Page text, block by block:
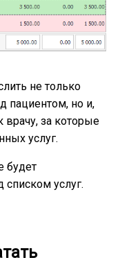
не только
пациентом, но и,
врачу, за которые
услуг.
будет
списком услуг.